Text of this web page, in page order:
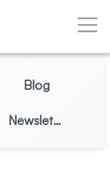
Blog
Newsletter